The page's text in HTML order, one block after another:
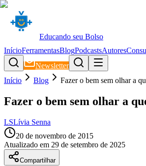
Educando seu Bolso
InícioFerramentasBlogPodcastsAutores
Newsletter
Início
Blog Fazer o bem sem olhar a
Fazer o bem sem olhar a
LSLívia Senna
20 de novembro de 2015
Atualizado em 29 de setembro de 2025
Compartilhar